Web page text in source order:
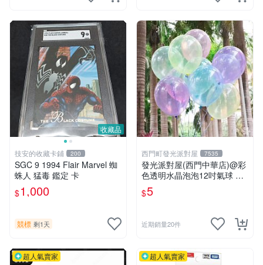
收藏品
技安的收藏卡鋪 200
SGC 9 1994 Flair Marvel 蜘
蛛人 猛毒 鑑定 卡
$1,000
競標 剩1天
西門町發光派對屋 7535
發光派對屋(西門中華店)@彩
色透明水晶泡泡12吋氣球 透
明彩色氣球
$5
近期銷量20件
超人氣賣家 超人氣賣家